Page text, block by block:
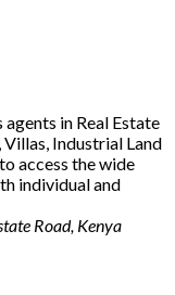
in Real Estate
Industrial Land
access the wide
individual and
Road, Kenya